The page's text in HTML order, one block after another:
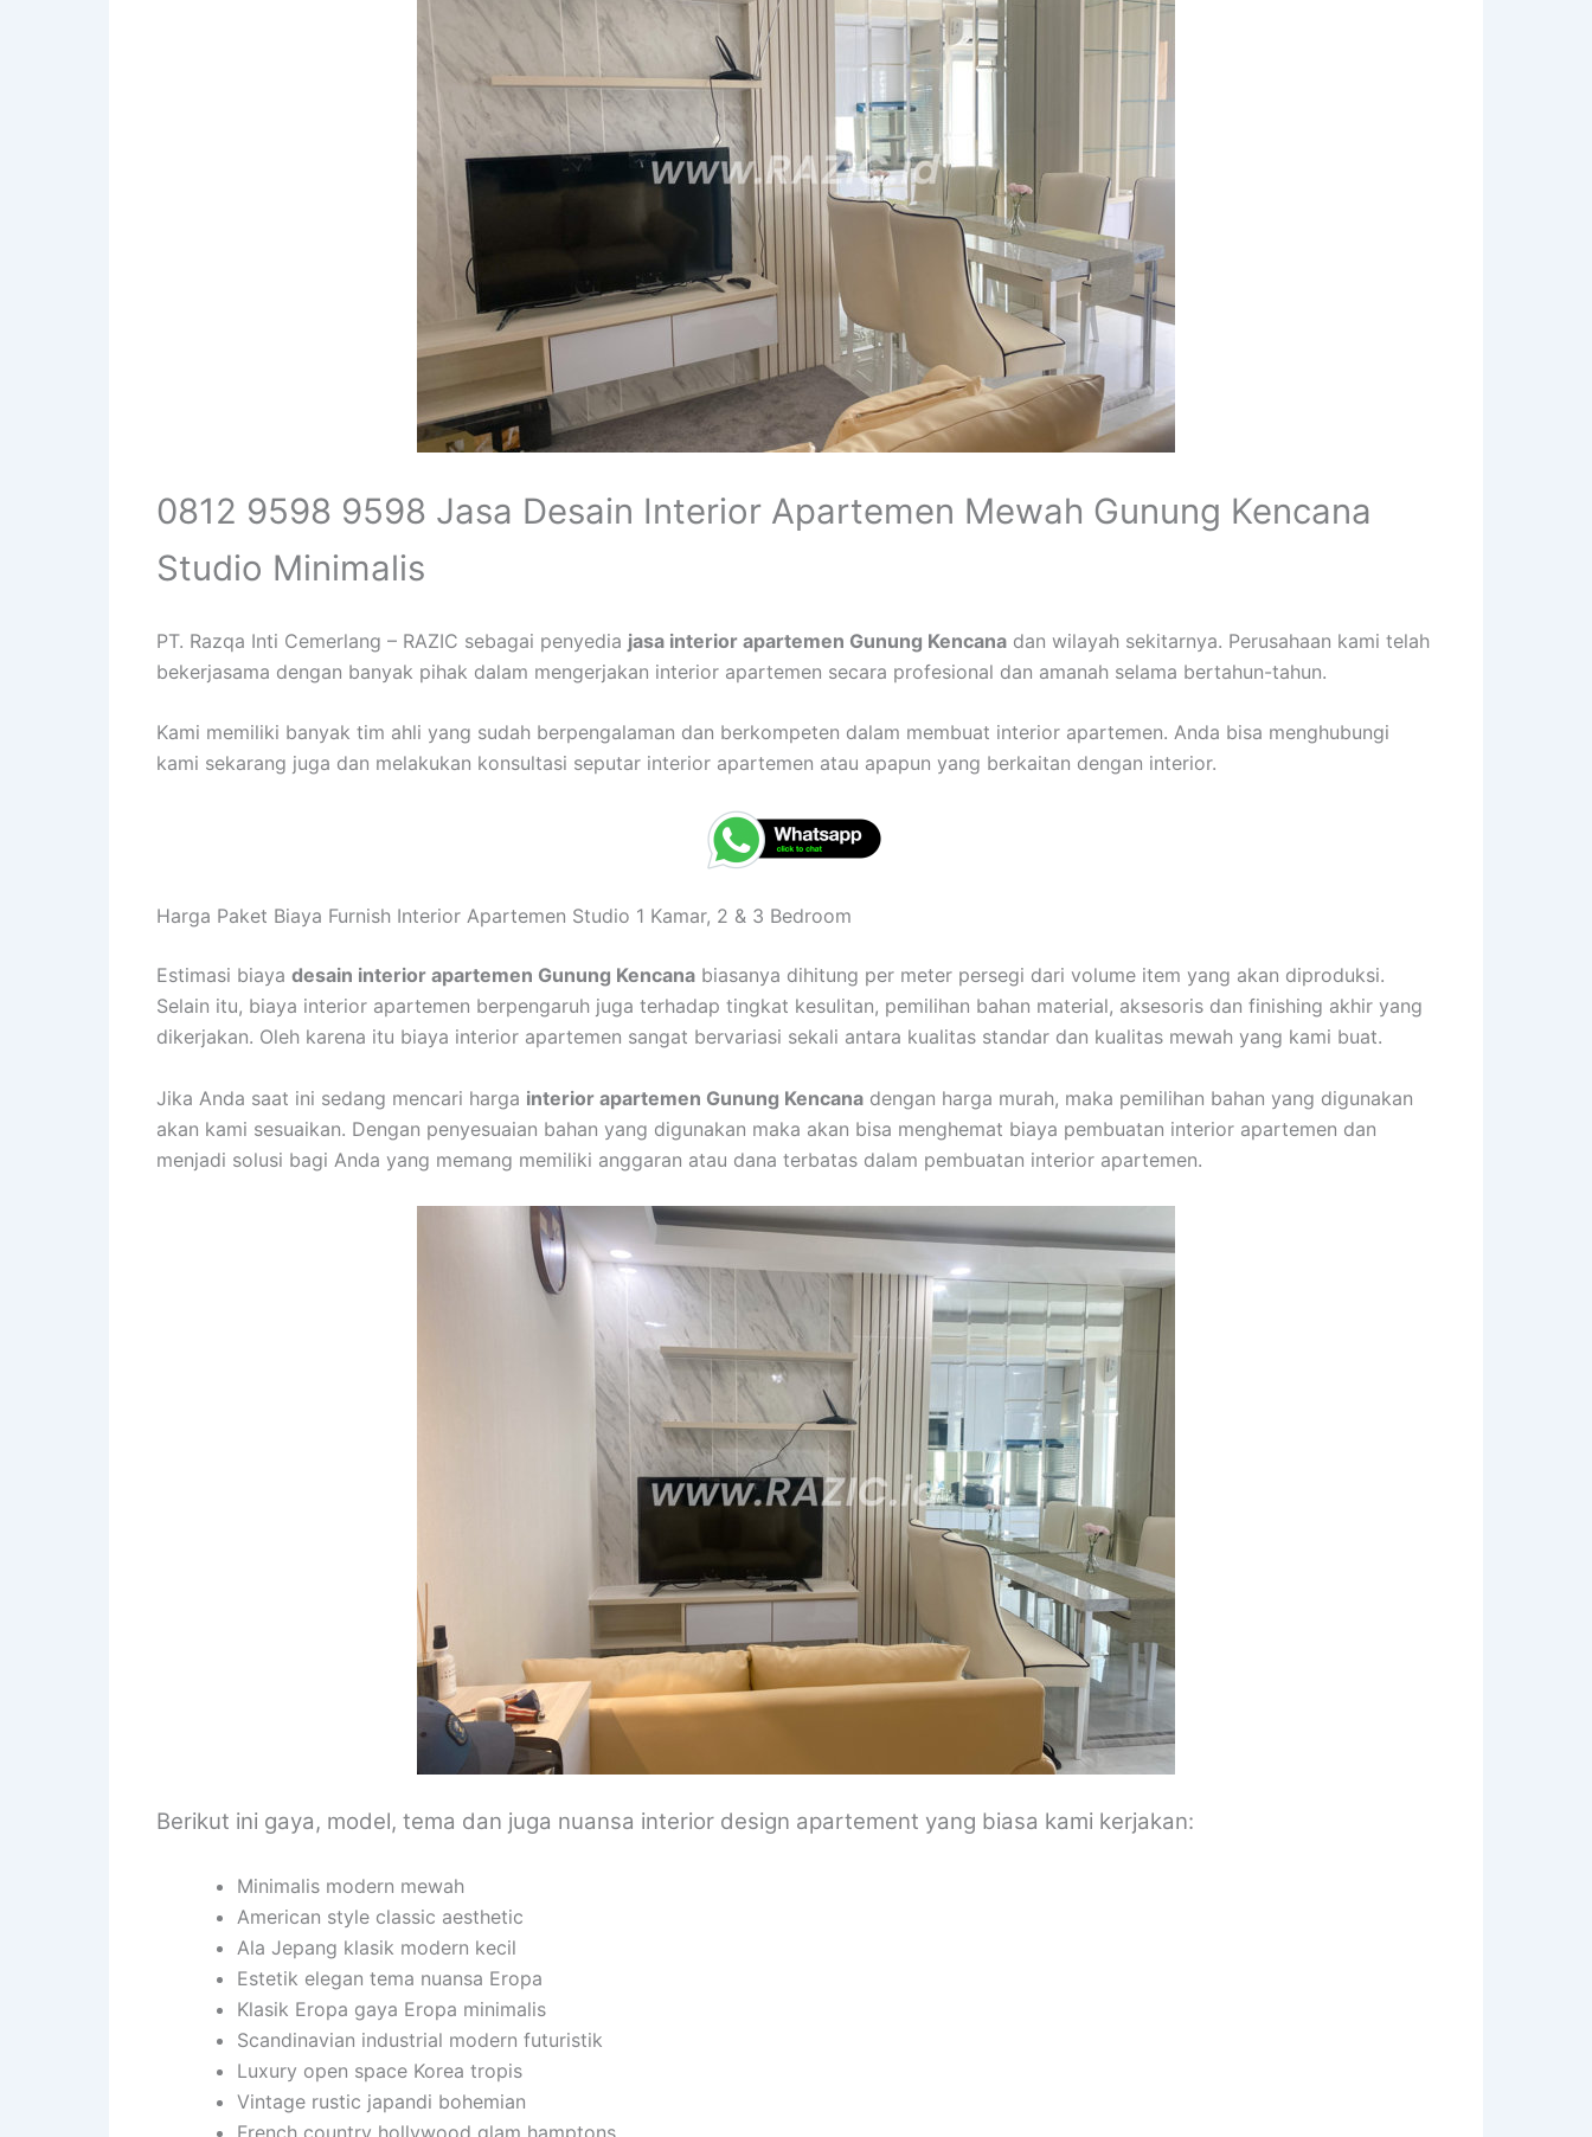
0812 9598 9598 Jasa Desain Interior Apartemen Mewah Gunung Kencana
Studio Minimalis
PT. Razqa Inti Cemerlang – RAZIC sebagai penyedia jasa interior apartemen Gunung Kencana dan wilayah sekitarnya. Perusahaan kami telah
bekerjasama dengan banyak pihak dalam mengerjakan interior apartemen secara profesional dan amanah selama bertahun-tahun.
Kami memiliki banyak tim ahli yang sudah berpengalaman dan berkompeten dalam membuat interior apartemen. Anda bisa menghubungi
kami sekarang juga dan melakukan konsultasi seputar interior apartemen atau apapun yang berkaitan dengan interior.
Harga Paket Biaya Furnish Interior Apartemen Studio 1 Kamar, 2 & 3 Bedroom
Estimasi biaya desain interior apartemen Gunung Kencana biasanya dihitung per meter persegi dari volume item yang akan diproduksi.
Selain itu, biaya interior apartemen berpengaruh juga terhadap tingkat kesulitan, pemilihan bahan material, aksesoris dan finishing akhir yang
dikerjakan. Oleh karena itu biaya interior apartemen sangat bervariasi sekali antara kualitas standar dan kualitas mewah yang kami buat.
Jika Anda saat ini sedang mencari harga interior apartemen Gunung Kencana dengan harga murah, maka pemilihan bahan yang digunakan
akan kami sesuaikan. Dengan penyesuaian bahan yang digunakan maka akan bisa menghemat biaya pembuatan interior apartemen dan
menjadi solusi bagi Anda yang memang memiliki anggaran atau dana terbatas dalam pembuatan interior apartemen.
Berikut ini gaya, model, tema dan juga nuansa interior design apartement yang biasa kami kerjakan:
Minimalis modern mewah
American style classic aesthetic
Ala Jepang klasik modern kecil
Estetik elegan tema nuansa Eropa
Klasik Eropa gaya Eropa minimalis
Scandinavian industrial modern futuristik
Luxury open space Korea tropis
Vintage rustic japandi bohemian
French country hollywood glam hamptons